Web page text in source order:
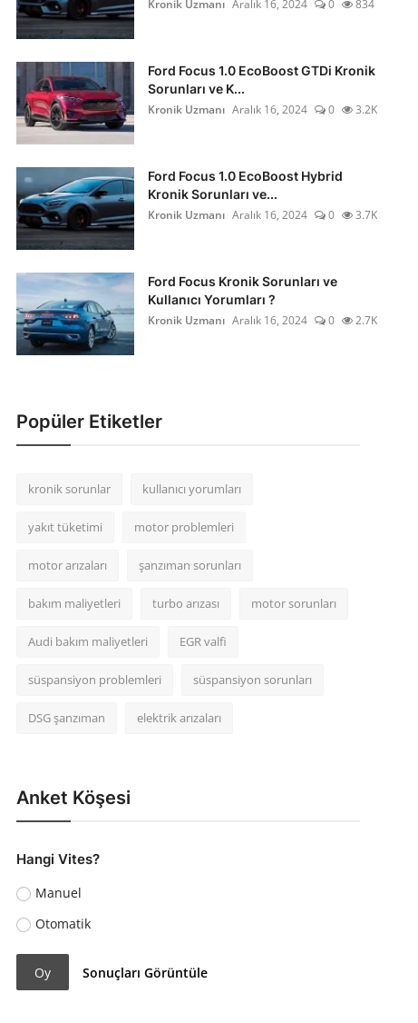
Kronik Uzmanı Aralık 16, 2024 0 834
Ford Focus 1.0 EcoBoost GTDi Kronik
Sorunları ve K...
Kronik Uzmanı Aralık 16, 2024 0 3.2K
Ford Focus 1.0 EcoBoost Hybrid
Kronik Sorunları ve...
Kronik Uzmanı Aralık 16, 2024 0 3.7K
Ford Focus Kronik Sorunları ve
Kullanıcı Yorumları ?
Kronik Uzmanı Aralık 16, 2024 0 2.7K
Popüler Etiketler
kronik sorunlar kullanıcı yorumları
yakıt tüketimi motor problemleri
motor arızaları şanzıman sorunları
bakım maliyetleri turbo arızası motor sorunları
Audi bakım maliyetleri EGR valfi
süspansiyon problemleri süspansiyon sorunları
DSG şanzıman elektrik arızaları
Anket Köşesi
Hangi Vites?
Manuel
Otomatik
Oy Sonuçları Görüntüle